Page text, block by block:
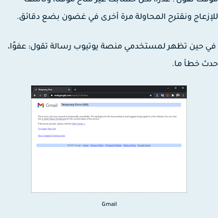
ونقترح المحاولة مرة أخرى في غضون بضع دقائق.
حين تظهر لمستخدمي منصة يوتيوب رسالة تقول: عفوًا،
خطأ ما.
Gmail